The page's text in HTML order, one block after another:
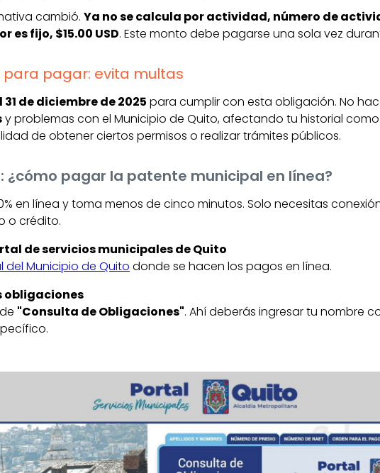
cambió. Ya no se calcula por actividad, número de
es fijo, $15.00 USD. Este monto debe pagarse una sola vez
para pagar: evita multas
de diciembre de 2025 para cumplir con esta obligación. No
y problemas con el Municipio de Quito, afectando tu historial
de obtener ciertos permisos o realizar trámites públicos.
¿cómo pagar la patente municipal en línea?
en línea y toma menos de cinco minutos. Solo necesitas
o crédito.
de servicios municipales de Quito
del Municipio de Quito donde se hacen los pagos en línea.
obligaciones
"Consulta de Obligaciones". Ahí deberás ingresar tu nombre